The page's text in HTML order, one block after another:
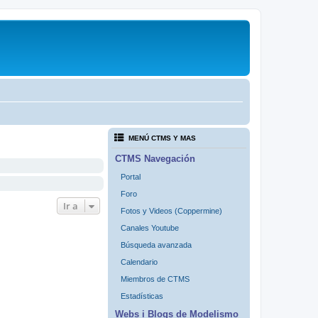
Ir a
MENÚ CTMS Y MAS
CTMS Navegación
Portal
Foro
Fotos y Videos (Coppermine)
Canales Youtube
Búsqueda avanzada
Calendario
Miembros de CTMS
Estadísticas
Webs i Blogs de Modelismo